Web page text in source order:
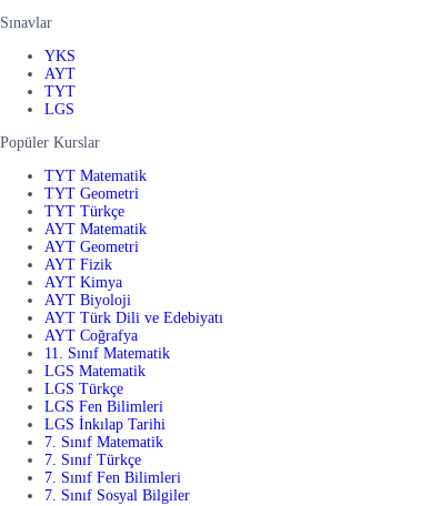
Sınavlar
YKS
AYT
TYT
LGS
Popüler Kurslar
TYT Matematik
TYT Geometri
TYT Türkçe
AYT Matematik
AYT Geometri
AYT Fizik
AYT Kimya
AYT Biyoloji
AYT Türk Dili ve Edebiyatı
AYT Coğrafya
11. Sınıf Matematik
LGS Matematik
LGS Türkçe
LGS Fen Bilimleri
LGS İnkılap Tarihi
7. Sınıf Matematik
7. Sınıf Türkçe
7. Sınıf Fen Bilimleri
7. Sınıf Sosyal Bilgiler